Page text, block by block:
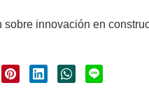
sobre innovación en